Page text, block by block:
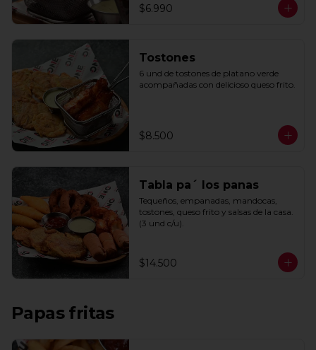
$6.990
Tostones
6 und de tostones de platano verde
acompañadas con delicioso queso frito.
$8.500
Tabla pa´ los panas
Tequeños, empanadas, mandocas,
tostones, queso frito y salsas de la casa.
(3 und c/u).
$14.500
Papas fritas